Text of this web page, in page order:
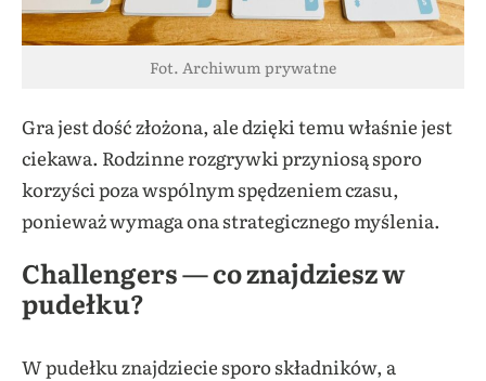
Fot. Archiwum prywatne
Gra jest dość złożona, ale dzięki temu właśnie jest
ciekawa. Rodzinne rozgrywki przyniosą sporo
korzyści poza wspólnym spędzeniem czasu,
ponieważ wymaga ona strategicznego myślenia.
Challengers — co znajdziesz w
pudełku?
W pudełku znajdziecie sporo składników, a